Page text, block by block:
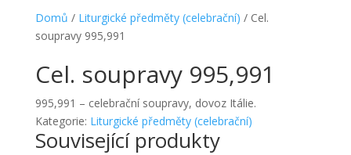
Domů / Liturgické předměty (celebrační) / Cel.
soupravy 995,991
Cel. soupravy 995,991
995,991 – celebrační soupravy, dovoz Itálie.
Kategorie: Liturgické předměty (celebrační)
Související produkty